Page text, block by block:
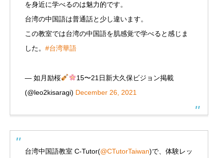
を身近に学べるのは魅力的です。
台湾の中国語は普通話と少し違います。
この教室では台湾の中国語を肌感覚で学べると感じま
した。 #台湾華語
— 如月励桜
15〜21日新大久保ビジョン掲載
(@leo2kisaragi) December 26, 2021
台湾中国語教室 C-Tutor(@CTutorTaiwan)で、体験レッ